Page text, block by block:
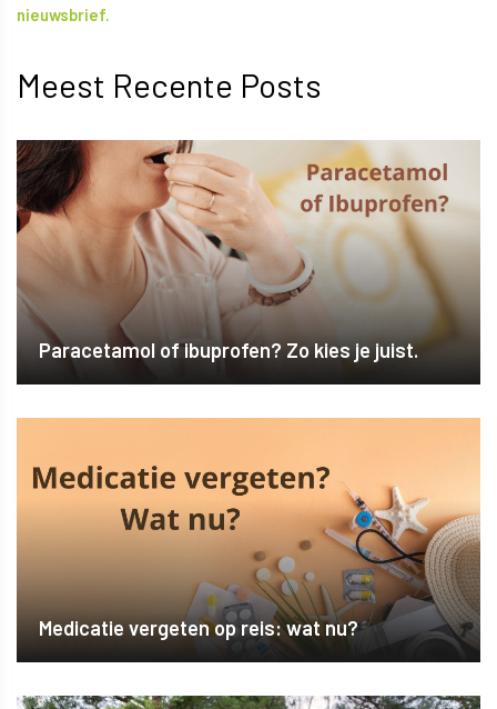
nieuwsbrief.
Meest Recente Posts
Paracetamol of ibuprofen? Zo kies je juist.
Medicatie vergeten op reis: wat nu?